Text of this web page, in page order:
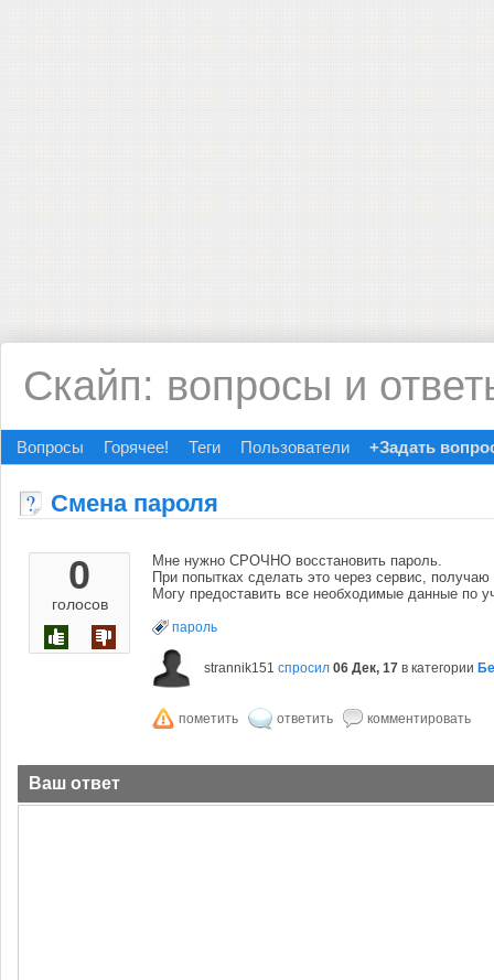
Скайп: вопросы и
Вопросы Горячее! Теги Пользователи +Задать
Смена пароля
0
голосов
Мне нужно СРОЧНО восстановить пароль.
При попытках сделать это через сервис,
Могу предоставить все необходимые данные по
пароль
strannik151 спросил 06 Дек, 17 в категории
Ваш ответ